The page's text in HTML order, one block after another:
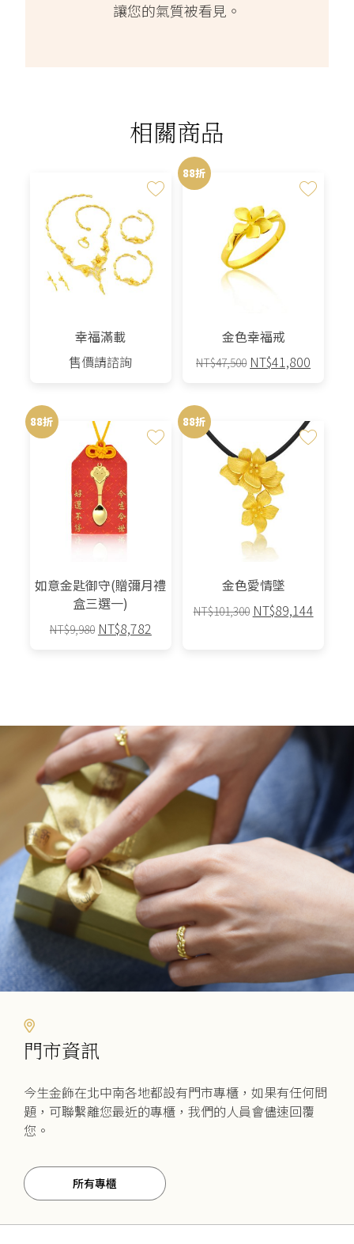
讓您的氣質被看見。
相關商品
幸福滿載
售價請諮詢
88折
金色幸福戒
NT$47,500 原
NT$47,500。
NT$41,800
格：
88折
如意金匙御守(贈彌月禮
盒三選一)
NT$9,980 原
NT$8,782
多
種
款
式。
可
在
產
品
頁
面
擇
88折
金色愛情墜
NT$101,300 原
NT$89,144目
門市資訊
今生金飾在北中南各地都設有門市專櫃，如果有任何問
題，可聯繫離您最近的專櫃，我們的人員會儘速回覆
您。
所有專櫃